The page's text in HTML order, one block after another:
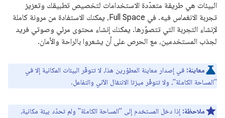
البيئات هي طريقة متعدّدة الاستخدامات لتخصيص تطبيقك وتعزيز
تجربة الانغماس فيه. في Full Space، يمكنك الاستفادة من مرونة كاملة
لإنشاء التجربة التي تتصوّرها. يمكنك إنشاء محتوى مرئي وصوتي فريد
لجذب المستخدمين، مع الحرص على أن يشعروا بالراحة والأمان.
معاينة: في إصدار معاينة المطوّرين هذا، لا تتوفّر البيئات المكانية إلا في
"المساحة الكاملة"، ولا تتوفّر ميزتا الانتقال الآني والتفاعل.
ملاحظة: إذا دخل المستخدم إلى "المساحة الكاملة" ولم تحدّد بيئة مكانية،